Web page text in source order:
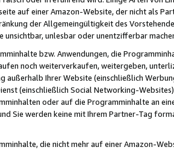
auf einer Amazon-Website, der nicht als
der Allgemeingültigkeit des
unsichtbar, unlesbar oder unentzifferbar
bzw. Anwendungen, die
noch weiterverkaufen, weitergeben,
außerhalb Ihrer Website (einschließlich
(einschließlich Social Networking-
oder auf die Programminhalte an
Sie werden keine mit Ihrem Partner-Tag
die nicht mehr auf einer Amazon-